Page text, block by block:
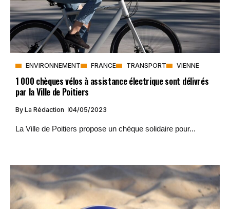
ENVIRONNEMENT FRANCE TRANSPORT VIENNE
1 000 chèques vélos à assistance électrique sont délivrés
par la Ville de Poitiers
By La Rédaction 04/05/2023
La Ville de Poitiers propose un chèque solidaire pour...